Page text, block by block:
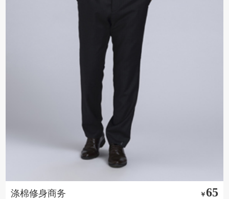
涤棉修身商务 ￥65